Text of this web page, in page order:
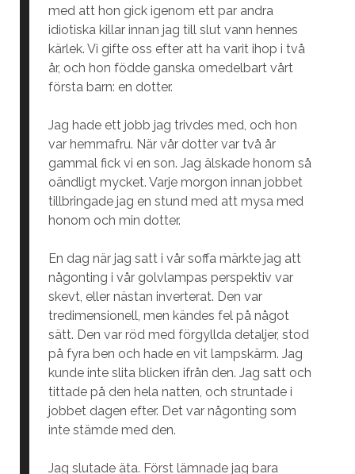
med att hon gick igenom ett par andra
idiotiska killar innan jag till slut vann hennes
kärlek. Vi gifte oss efter att ha varit ihop i två
år, och hon födde ganska omedelbart vårt
första barn: en dotter.
Jag hade ett jobb jag trivdes med, och hon
var hemmafru. När vår dotter var två år
gammal fick vi en son. Jag älskade honom så
oändligt mycket. Varje morgon innan jobbet
tillbringade jag en stund med att mysa med
honom och min dotter.
En dag när jag satt i vår soffa märkte jag att
någonting i vår golvlampas perspektiv var
skevt, eller nästan inverterat. Den var
tredimensionell, men kändes fel på något
sätt. Den var röd med förgyllda detaljer, stod
på fyra ben och hade en vit lampskärm. Jag
kunde inte slita blicken ifrån den. Jag satt och
tittade på den hela natten, och struntade i
jobbet dagen efter. Det var någonting som
inte stämde med den.
Jag slutade äta. Först lämnade jag bara